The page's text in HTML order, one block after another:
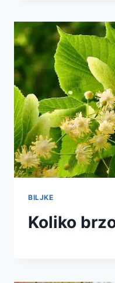
BILJKE
Koliko